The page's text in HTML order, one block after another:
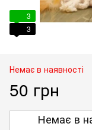
3
3
Немає в наявності
50 грн
Немає в